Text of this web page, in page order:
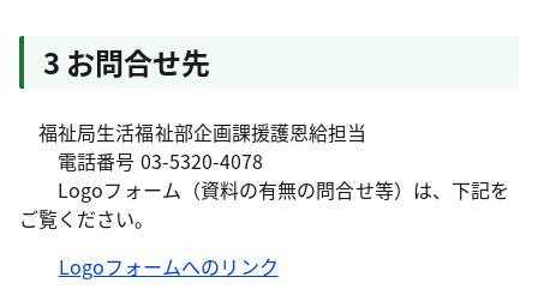
3 お問合せ先
福祉局生活福祉部企画課援護恩給担当
電話番号 03-5320-4078
Logoフォーム（資料の有無の問合せ等）は、下記を
ご覧ください。
Logoフォームへのリンク